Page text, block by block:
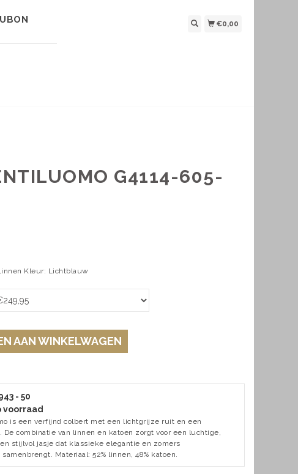
€0,00
G4114-605-
Kleur: Lichtblauw
AAN WINKELWAGEN
- 50
voorraad
is een verfijnd colbert met een lichtgrijze ruit en een
combinatie van linnen en katoen zorgt voor een luchtige,
stijlvol jasje dat klassieke elegantie en zomers
Materiaal: 52% linnen, 48% katoen.